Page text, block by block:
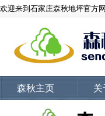
欢迎来到石家庄森秋地坪官方
森秋主页 关